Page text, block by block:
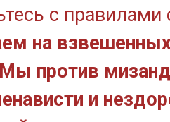
с правилами
на
против
и